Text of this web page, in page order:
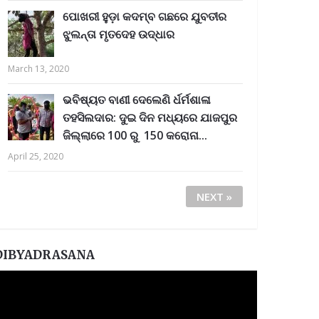
ପୋଖରୀ ହୁଡ଼ା କଦମ୍ବ ଗଛରେ ଯୁବତୀର
ଝୁଲନ୍ତା ମୃତଦେହ ଉଦ୍ଧାର
March 13, 2020
ଭବିଷ୍ୟତ ବାଣୀ ଦେଲେଣି ର୍ଧର୍ମଶାଳା
ତହସିଲଦାର: ଦୁଇ ଦିନ ମଧ୍ୟରେ ଯାଜପୁର
ଜିଲ୍ଲାରେ 100 ରୁ 150 କରୋନା...
April 25, 2020
NEXT »